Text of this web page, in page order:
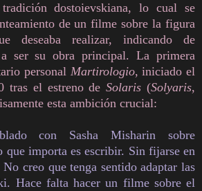
dostoievskiana, lo cual se
de un filme sobre la figura
deseaba realizar, indicando de
ser su obra principal. La primera
personal Martirologio, iniciado el
tras el estreno deSolaris (Solyaris,
esta ambición crucial:
con Sasha Misharin sobre
importa es escribir. Sin fijarse en
No creo que tenga sentido adaptar las
Hace falta hacer un filme sobre el